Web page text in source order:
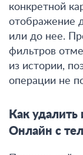
конкретной
отображение
или до нее.
фильтров
из истории,
операции не
Как
Онлайн с